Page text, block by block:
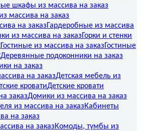
массива на заказ
Гардеробные из массива
Горки и стенки
Гостиные
на заказ
Детская мебель из
Детские кровати
Домики из массива на заказ
Кабинеты
на заказ
Комоды, тумбы из